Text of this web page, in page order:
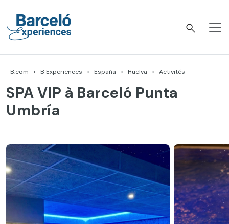
contenu
B.com B Experiences España Huelva Activités
SPA VIP à Barceló Punta
Umbría